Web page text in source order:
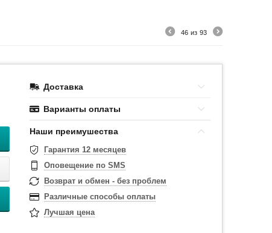
46 из 93
Доставка
Варианты оплаты
Наши преимушества
Гарантия 12 месяцев
Оповещение по SMS
Возврат и обмен - без проблем
Различные способы оплаты
Лучшая цена